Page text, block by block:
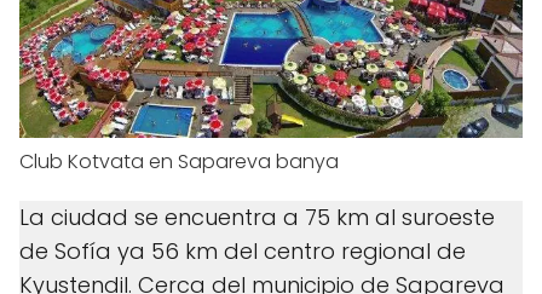
Club Kotvata en Sapareva banya
La ciudad se encuentra a 75 km al suroeste
de Sofía ya 56 km del centro regional de
Kyustendil. Cerca del municipio de Sapareva